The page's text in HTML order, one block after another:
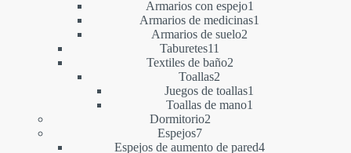
producto
Armarios con espejo1
producto
Armarios de medicinas1
Armarios de suelo2
Taburetes11
productos
Textiles de baño22
Toallas2
productos
Juegos de toallas1
Toallas de mano1
Dormitorio22
Espejos77
productos
Espejos de aumento de pared44